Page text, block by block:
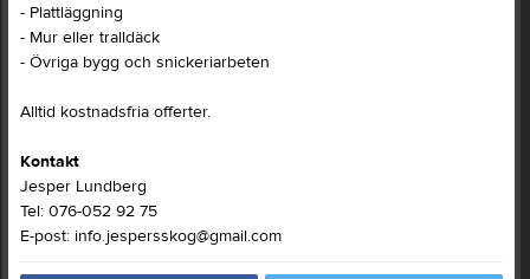
- Plattläggning
- Mur eller tralldäck
- Övriga bygg och snickeriarbeten
Alltid kostnadsfria offerter.
Kontakt
Jesper Lundberg
Tel: 076-052 92 75
E-post: info.jespersskog@gmail.com